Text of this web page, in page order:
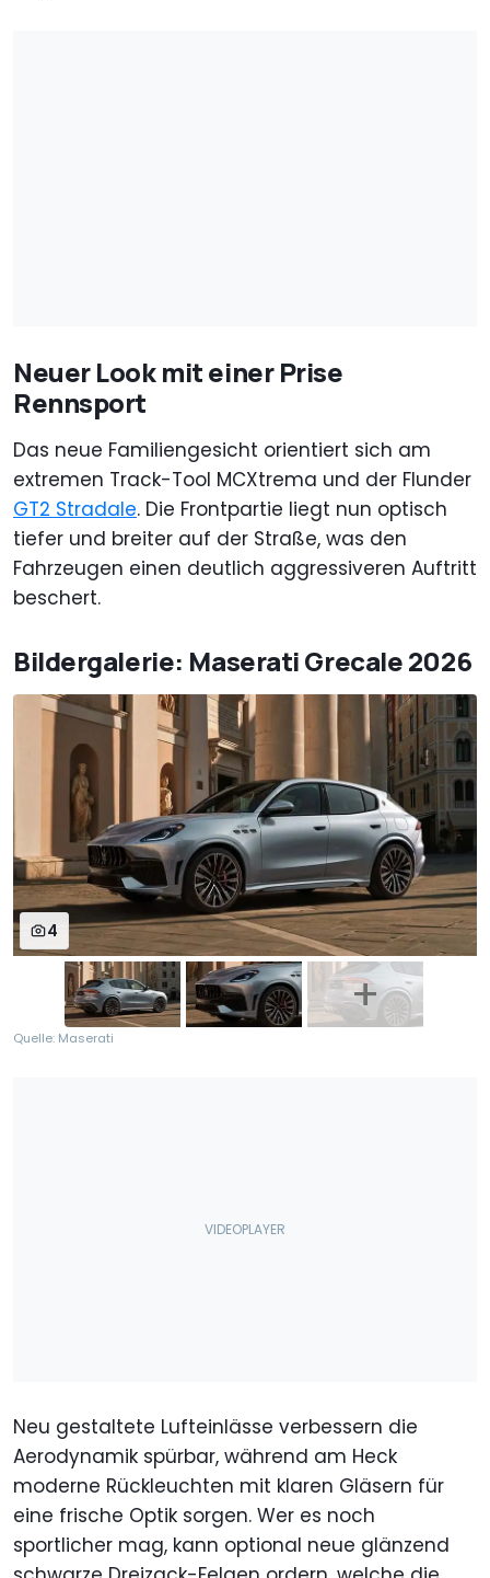
Neuer Look mit einer Prise
Rennsport
Das neue Familiengesicht orientiert sich am
extremen Track-Tool MCXtrema und der Flunder
GT2 Stradale. Die Frontpartie liegt nun optisch
tiefer und breiter auf der Straße, was den
Fahrzeugen einen deutlich aggressiveren Auftritt
beschert.
Bildergalerie: Maserati Grecale 2026
4
Quelle: Maserati
Neu gestaltete Lufteinlässe verbessern die
Aerodynamik spürbar, während am Heck
moderne Rückleuchten mit klaren Gläsern für
eine frische Optik sorgen. Wer es noch
sportlicher mag, kann optional neue glänzend